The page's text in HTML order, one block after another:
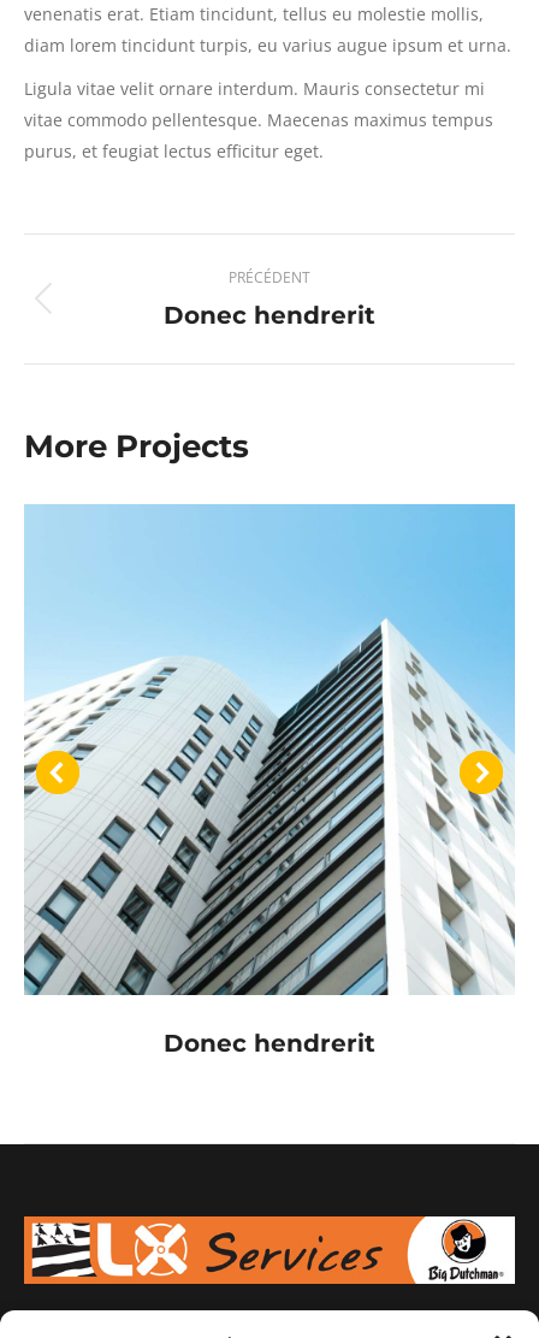
venenatis erat. Etiam tincidunt, tellus eu molestie mollis,
diam lorem tincidunt turpis, eu varius augue ipsum et urna.
Ligula vitae velit ornare interdum. Mauris consectetur mi
vitae commodo pellentesque. Maecenas maximus tempus
purus, et feugiat lectus efficitur eget.
de
commentaire
PRÉCÉDENT
Onglet
Donec hendrerit
More Projects
Donec hendrerit